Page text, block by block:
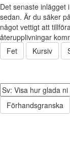
Det senaste inlägget
sedan. Är du säker
något vettigt att
återupplivningar
Fet
Kursiv
Förhandsgranska